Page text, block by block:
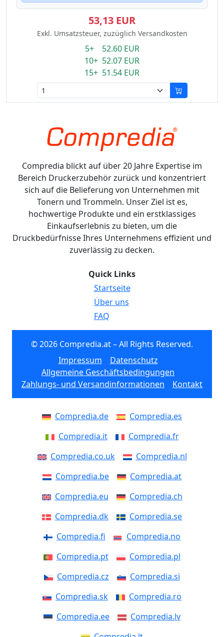
53,13 EUR
Exkl. Umsatzsteuer, zuzüglich Versandkosten
5+ 52.60 EUR
10+ 52.07 EUR
15+ 51.54 EUR
Compredia blickt auf über 20 Jahre Expertise im
Bereich Druckerzubehör zurück und konzentriert
sich auf die Belieferung von Unternehmen mit
Tonern und Trommeln. Unser Ziel ist es,
hochwertige Produkte und ein erstklassiges
Einkaufserlebnis zu bieten, um die
Druckbedürfnisse Ihres Unternehmens effizient und
zuverlässig zu decken.
Quick Links
Startseite
Über uns
FAQ
© 2026 Compredia.at – All Rights Reserved.
Impressum
Datenschutz
Allgemeine Geschäftsbedingungen
Zahlungs- und Versandinformationen
Kontakt
Compredia.de
Compredia.es
Compredia.it
Compredia.fr
Compredia.co.uk
Compredia.nl
Compredia.be
Compredia.at
Compredia.eu
Compredia.ch
Compredia.dk
Compredia.se
Compredia.fi
Compredia.no
Compredia.pt
Compredia.pl
Compredia.cz
Compredia.si
Compredia.sk
Compredia.ro
Compredia.ee
Compredia.lv